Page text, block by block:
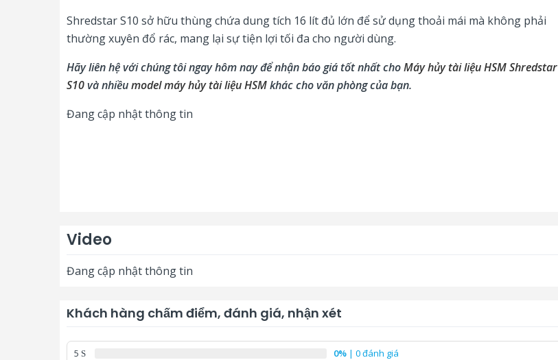
Shredstar S10 sở hữu thùng chứa dung tích 16 lít đủ lớn để sử dụng thoải mái mà không phải
thường xuyên đổ rác, mang lại sự tiện lợi tối đa cho người dùng.
Hãy liên hệ với chúng tôi ngay hôm nay để nhận báo giá tốt nhất choMáy hủy tài liệu HSM Shredstar
S10và nhiềumodel máy hủy tài liệu HSMkhác cho văn phòng của bạn.
Đang cập nhật thông tin
Video
Đang cập nhật thông tin
Khách hàng chấm điểm, đánh giá, nhận xét
5 0% | 0 đánh giá